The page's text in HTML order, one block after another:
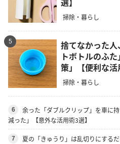
掃除・暮らし
5
捨てなかった
トボトルのふ
策」【便利な活
掃除・暮らし
6
余った「ダブルクリップ」を車に
減った」【意外な活用術3選】
7
夏の「きゅうり」は乱切りにする